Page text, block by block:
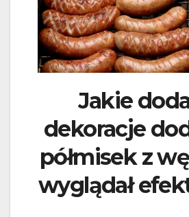
Jakie
dekoracje
półmisek z
wyglądał